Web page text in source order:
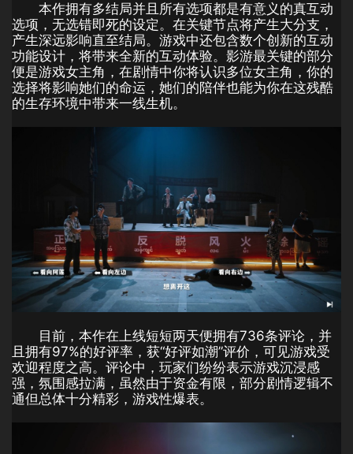
本作拥有多结局并且所有选项都是有意义的真互动
选项，无选错即死的设定。在关键节点将产生大分支，
产生深远影响直至结局。游戏中还包含数个创新的互动
功能设计，将带来全新的互动体验。影游最关键的部分
便是游戏女主角，在剧情中你将认识多位女主角，你的
选择将影响她们的命运，她们的陪伴也能为你在这残酷
的生存环境中带来一线生机。
目前，本作在上线短短两天便拥有736条评论，并
且拥有97%的好评率，获“好评如潮”评价，可见游戏受
欢迎程度之高。评论中，玩家们纷纷表示游戏沉浸感
强，氛围感拉满，虽然由于资金有限，部分剧情逻辑不
通但总体十分精彩，游戏性爆表。